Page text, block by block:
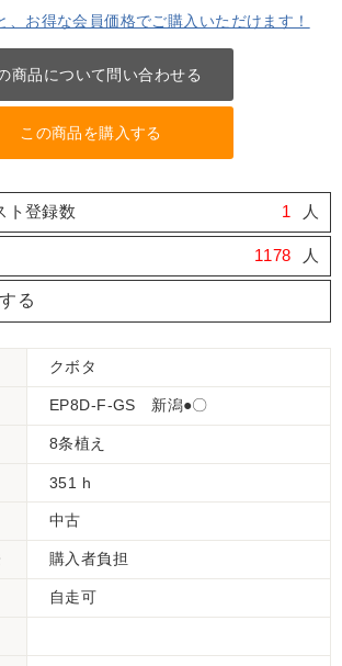
、お得な会員価格でご購入いただけます！
商品について問い合わせる
この商品を購入する
ト登録数 1 人
1178 人
る
クボタ
EP8D-F-GS 新潟●〇
8条植え
351 h
中古
購入者負担
自走可